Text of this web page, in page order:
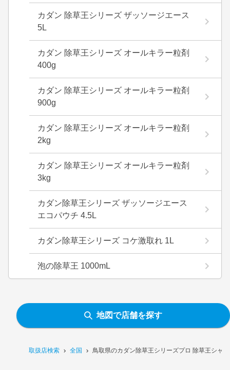
取扱店検索 全国 鳥取県のカダン除草王シリーズプロ 除草王シャ
カダン 除草王シリーズ ザッソージエース
5L
カダン 除草王シリーズ オールキラー粒剤
400g
カダン 除草王シリーズ オールキラー粒剤
900g
カダン 除草王シリーズ オールキラー粒剤
2kg
カダン 除草王シリーズ オールキラー粒剤
3kg
カダン除草王シリーズ ザッソージエース
エコパウチ 4.5L
カダン除草王シリーズ コケ激取れ 1L
泡の除草王 1000mL
地図で店舗を探す